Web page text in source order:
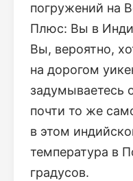
погружений на
Плюс: Вы в
Вы, вероятно,
на дорогом
задумываетесь
почти то же
в этом
температура в
градусов.